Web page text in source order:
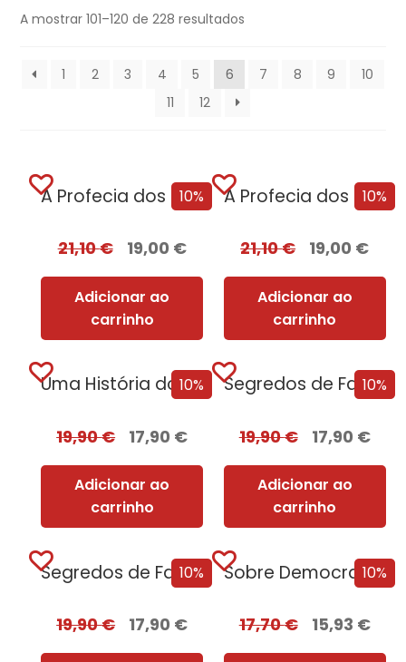
A mostrar 101–120 de 228 resultados
1 2 3 4 5 6 7 8 9
10
11
12
10%
A Profecia dos Dois Lobos
21,10€ 19,00 €
Adicionar ao
carrinho
10%
A Profecia dos Dois Lobos + Oferta A Filha do Irlandês
21,10€ 19,00 €
Adicionar ao
carrinho
10%
Uma História do Mundo em 47 Fronteiras
19,90€ 17,90 €
Adicionar ao
carrinho
10%
Segredos de Família
19,90€ 17,90 €
Adicionar ao
carrinho
10%
Segredos de Família + Oferta Ao Pôr do Sol
19,90€ 17,90 €
10%
Sobre Democracias e Cultos de Morte
17,70€ 15,93 €